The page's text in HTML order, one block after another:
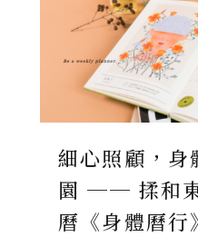
細心照顧，身
園 ── 揉和
曆《身體曆行